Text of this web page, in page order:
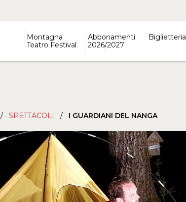
Montagna
Teatro Festival.
Abbonamenti
2026/2027
Biglietteria
/ SPETTACOLI / I GUARDIANI DEL NANGA